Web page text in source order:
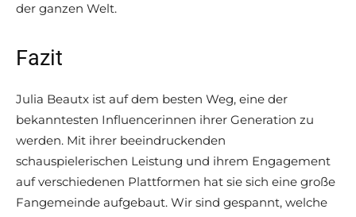
der ganzen Welt.
Fazit
Julia Beautx ist auf dem besten Weg, eine der
bekanntesten Influencerinnen ihrer Generation zu
werden. Mit ihrer beeindruckenden
schauspielerischen Leistung und ihrem Engagement
auf verschiedenen Plattformen hat sie sich eine große
Fangemeinde aufgebaut. Wir sind gespannt, welche